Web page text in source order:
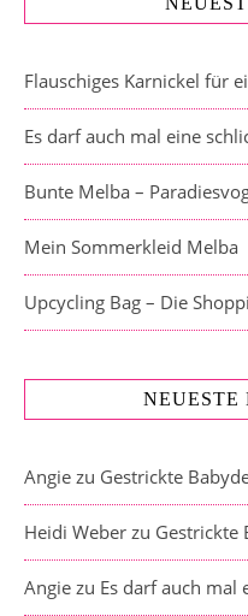
Flauschiges Karnickel für
Es darf auch mal eine
Bunte Melba –
Mein Sommerkleid Melba
Upcycling Bag – Die
NEUESTE
Angie zu Gestrickte
Heidi Weber zu Gestrickte
Angie zu Es darf auch mal